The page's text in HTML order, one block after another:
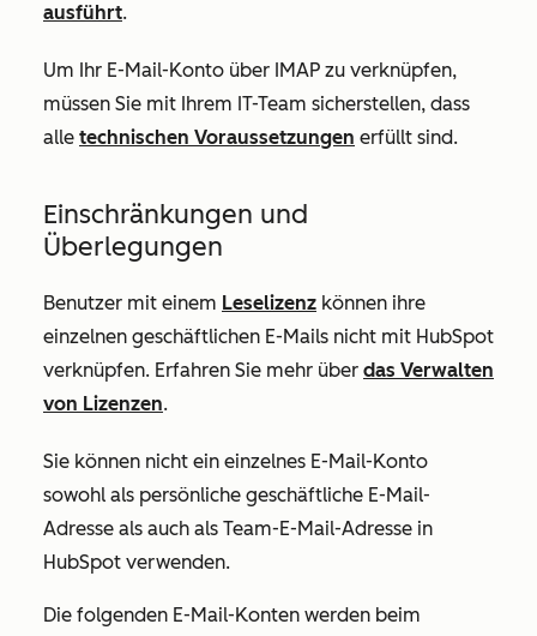
ausführt.
Um Ihr E-Mail-Konto über IMAP zu verknüpfen,
müssen Sie mit Ihrem IT-Team sicherstellen, dass
alle technischen Voraussetzungen erfüllt sind.
Einschränkungen und
Überlegungen
Benutzer mit einem Leselizenz können ihre
einzelnen geschäftlichen E-Mails nicht mit HubSpot
verknüpfen. Erfahren Sie mehr über das Verwalten
von Lizenzen.
Sie können nicht ein einzelnes E-Mail-Konto
sowohl als persönliche geschäftliche E-Mail-
Adresse als auch als Team-E-Mail-Adresse in
HubSpot verwenden.
Die folgenden E-Mail-Konten werden beim